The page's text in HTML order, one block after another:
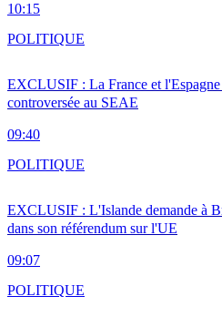
10:15
EXCLUSIF : La France et
controversée au SEAE
09:40
POLITIQUE
EXCLUSIF : L'Islande demande à
dans son référendum sur l'UE
09:07
POLITIQUE
POLITIQUE